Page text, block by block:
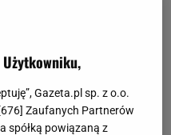
Gazeta.pl sp. z o.o.
676] Zaufanych Partnerów
spółką powiązaną z